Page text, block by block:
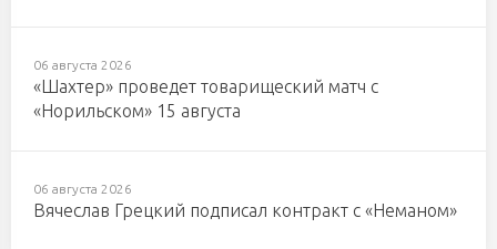
06 августа 2026
«Шахтер» проведет товарищеский матч с
«Норильском» 15 августа
06 августа 2026
Вячеслав Грецкий подписал контракт с «Неманом»